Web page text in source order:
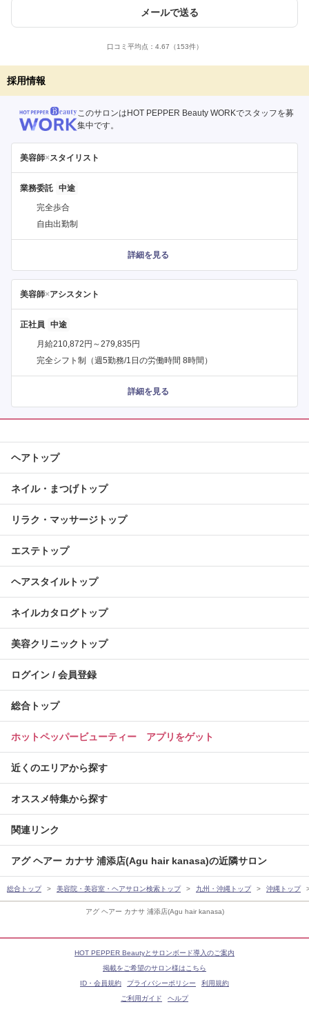
アグ ヘアー カナサ 浦添店(Agu hair kanasa)
メールで送る
口コミ平均点： 4.67 （153件）
採用情報
このサロンはHOT PEPPER Beauty WORKでスタッフを募
集中です。
美容師×スタイリスト
業務委託
完全歩合
自由出勤制
詳細を見る
美容師×アシスタント
正社員
月給210,872円～279,835円
完全シフト制（週5勤務/1日の労働時間 8時間）
詳細を見る
ヘアトップ
ネイル・まつげトップ
リラク・マッサージトップ
エステトップ
ヘアスタイルトップ
ネイルカタログトップ
美容クリニックトップ
ログイン / 会員登録
総合トップ
ホットペッパービューティー アプリをゲット
近くのエリアから探す
オススメ特集から探す
関連リンク
アグ ヘアー カナサ 浦添店(Agu hair kanasa)の近隣サロン
総合トップ 美容院・美容室・ヘアサロン検索トップ 九州・沖縄トップ 沖縄トップ
HOT PEPPER Beautyとサロンボード導入のご案内
掲載をご希望のサロン様はこちら
ID・会員規約
プライバシーポリシー
利用規約
ご利用ガイド
ヘルプ